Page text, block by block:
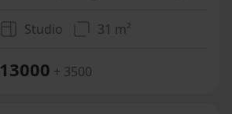
Studio 31 m²
13000 + 3500